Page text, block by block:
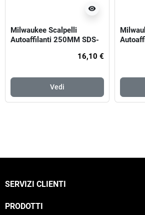
visibility
Milwaukee Scalpelli
Autoaffilanti 250MM SDS-
16,10 €
Vedi
SERVIZI CLIENTI
PRODOTTI